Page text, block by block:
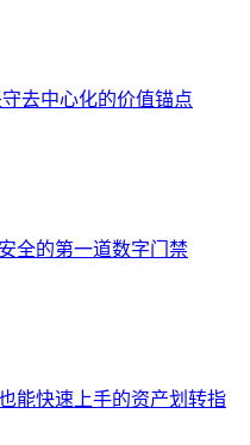
去中心化的价值锚点
全的第一道数字门禁
能快速上手的资产划转指